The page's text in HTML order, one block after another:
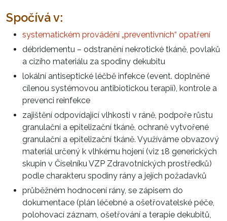
Spočívá v:
systematickém provádění „preventivních“ opatření
débridementu – odstranění nekrotické tkáně, povlaků
a cizího materiálu za spodiny dekubitu
lokální antiseptické léčbě infekce (event. doplněné
cílenou systémovou antibiotickou terapií), kontrole a
prevenci reinfekce
zajištění odpovídající vlhkosti v ráně, podpoře růstu
granulační a epitelizační tkáně, ochraně vytvořené
granulační a epitelizační tkáně. Využíváme obvazový
materiál určený k vlhkému hojení (viz 18 generických
skupin v Číselníku VZP Zdravotnických prostředků)
podle charakteru spodiny rány a jejích požadavků
průběžném hodnocení rány, se zápisem do
dokumentace (plán léčebné a ošetřovatelské péče,
polohovací záznam, ošetřování a terapie dekubitů,